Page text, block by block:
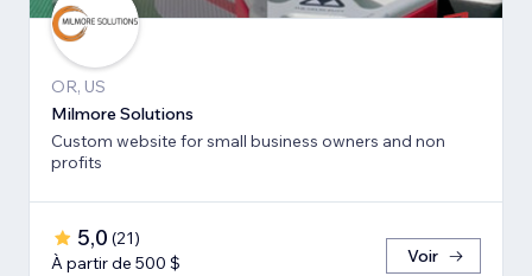
OR, US
Milmore Solutions
Custom website for small business owners and non
profits
5,0 (21)
À partir de 500 $
Voir